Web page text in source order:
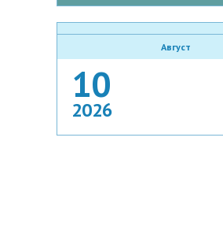
Август
10
2026